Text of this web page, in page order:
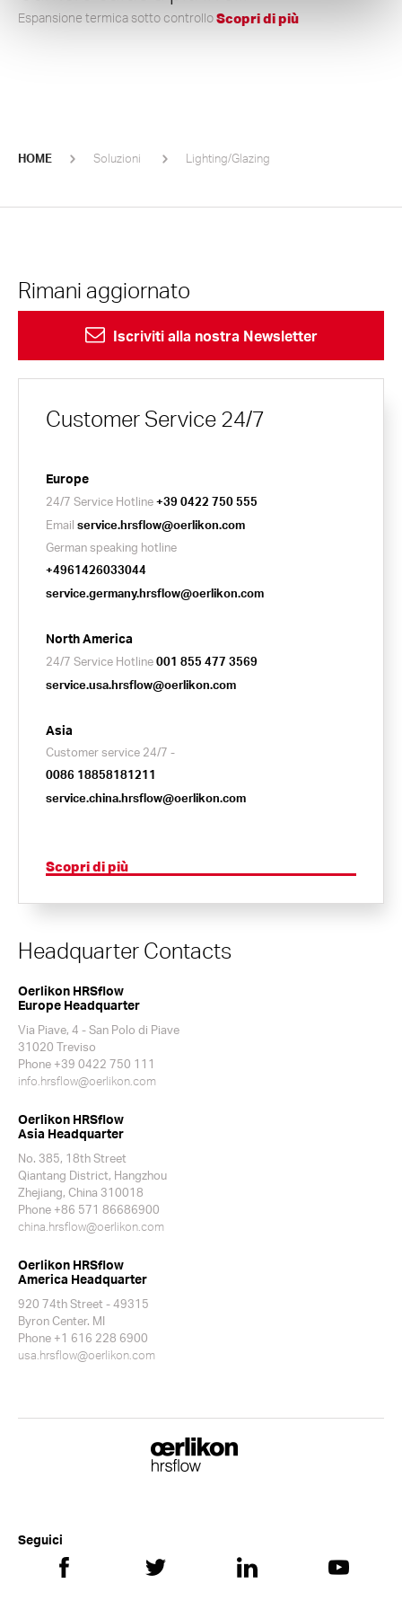
Espansione termica sotto controlloScopri di più
HOME Soluzioni Lighting/Glazing
Rimani aggiornato
Iscriviti alla nostra Newsletter
Customer Service 24/7
Europe
24/7 Service Hotline+39 0422 750 555
Email service.hrsflow@oerlikon.com
German speaking hotline
+4961426033044
service.germany.hrsflow@oerlikon.com
North America
24/7 Service Hotline001 855 477 3569
service.usa.hrsflow@oerlikon.com
Asia
Customer service 24/7 -
0086 18858181211
service.china.hrsflow@oerlikon.com
Scopri di più
Headquarter Contacts
Oerlikon HRSflow
Europe Headquarter
Via Piave, 4 - San Polo di Piave
31020 Treviso
Phone +39 0422 750 111
info.hrsflow@oerlikon.com
Oerlikon HRSflow
Asia Headquarter
No. 385, 18th Street
Qiantang District, Hangzhou
Zhejiang, China 310018
Phone +86 571 86686900
china.hrsflow@oerlikon.com
Oerlikon HRSflow
America Headquarter
920 74th Street - 49315
Byron Center. MI
Phone +1 616 228 6900
usa.hrsflow@oerlikon.com
Seguici